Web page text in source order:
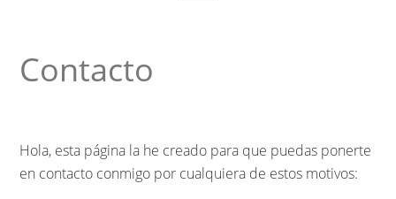
Contacto
Hola, esta página la he creado para que puedas ponerte
en contacto conmigo por cualquiera de estos motivos: